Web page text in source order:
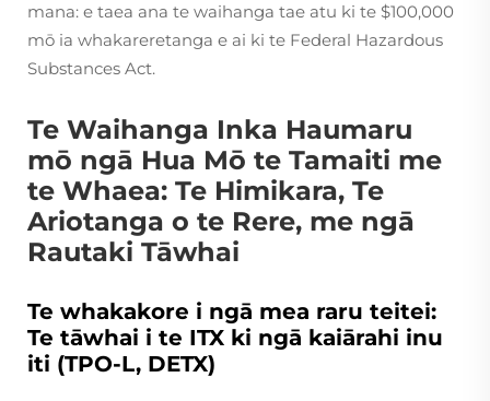
mana: e taea ana te waihanga tae atu ki te $100,000
mō ia whakareretanga e ai ki te Federal Hazardous
Substances Act.
Te Waihanga Inka Haumaru
mō ngā Hua Mō te Tamaiti me
te Whaea: Te Himikara, Te
Ariotanga o te Rere, me ngā
Rautaki Tāwhai
Te whakakore i ngā mea raru teitei:
Te tāwhai i te ITX ki ngā kaiārahi inu
iti (TPO-L, DETX)